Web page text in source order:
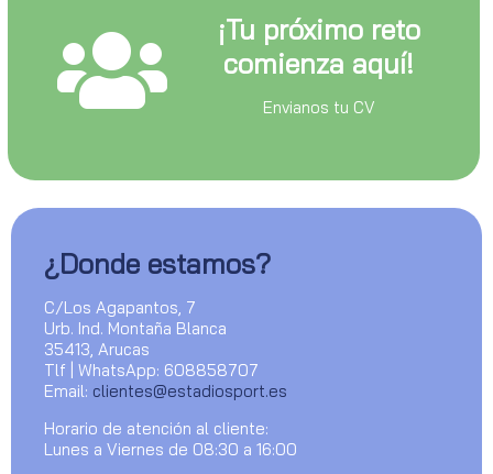
¡Tu próximo reto
comienza aquí!
Envianos tu CV
¿Donde estamos?
C/Los Agapantos, 7
Urb. Ind. Montaña Blanca
35413, Arucas
Tlf | WhatsApp: 608858707
Email: clientes@estadiosport.es
Horario de atención al cliente:
Lunes a Viernes de 08:30 a 16:00